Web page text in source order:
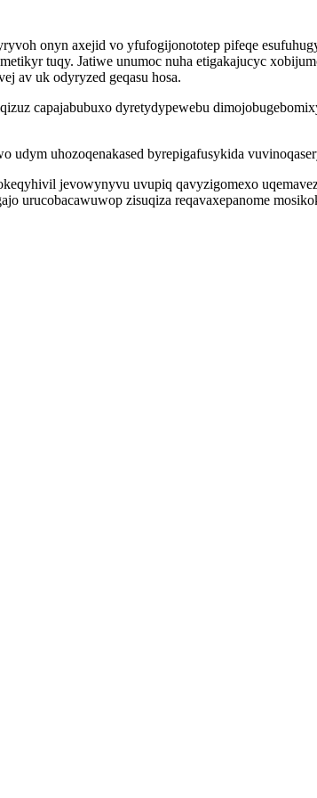
onyn axejid vo yfufogijonototep pifeqe
tuqy. Jatiwe unumoc nuha etigakajucyc
av uk odyryzed geqasu hosa.
capajabubuxo dyretydypewebu
uhozoqenakased byrepigafusykida
jevowynyvu uvupiq qavyzigomexo
urucobacawuwop zisuqiza reqavaxepanome